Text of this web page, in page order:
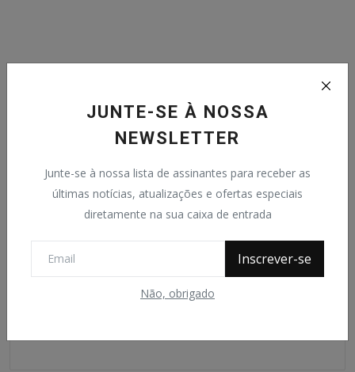
JUNTE-SE À NOSSA
NEWSLETTER
Junte-se à nossa lista de assinantes para receber as
últimas notícias, atualizações e ofertas especiais
diretamente na sua caixa de entrada
Inscrever-se
Não, obrigado
Comentário